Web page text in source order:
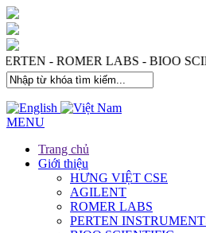
- ROMER LABS - BIOO
MENU
Trang chủ
Giới thiệu
HƯNG VIỆT CSE
AGILENT
ROMER LABS
PERTEN